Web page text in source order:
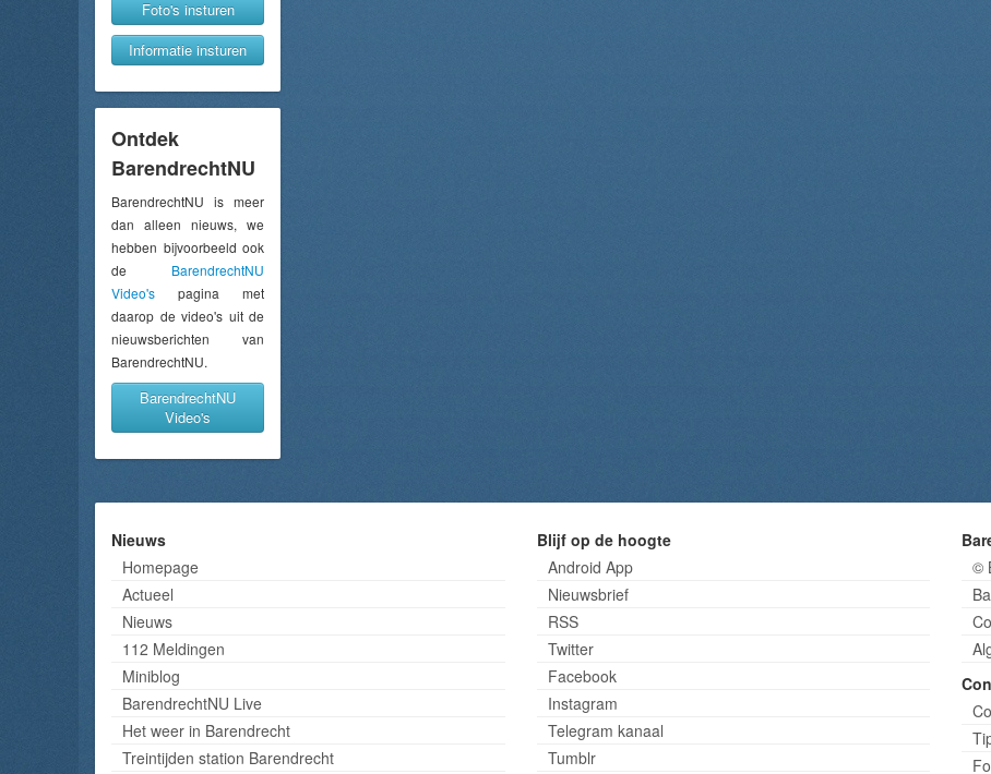
Foto's insturen
Informatie insturen
Ontdek
BarendrechtNU
BarendrechtNU is meer
dan alleen nieuws, we
hebben bijvoorbeeld ook
de BarendrechtNU
Video's pagina met
daarop de video's uit de
nieuwsberichten van
BarendrechtNU.
BarendrechtNU
Video's
Nieuws
Homepage
Actueel
Nieuws
112 Meldingen
Miniblog
BarendrechtNU Live
Het weer in Barendrecht
Treintijden station Barendrecht
Blijf op de hoogte
Android App
Nieuwsbrief
RSS
Twitter
Facebook
Instagram
Telegram kanaal
Tumblr
©